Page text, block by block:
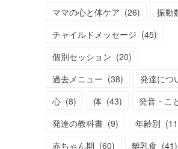
ママの心と体ケア (26) 振動
チャイルドメッセージ (45)
個別セッション (20)
過去メニュー (38) 発達につ
心 (8) 体 (43) 発音・こ
発達の教科書 (9) 年齢別 (11
赤ちゃん期 (60) 離乳食 (41)